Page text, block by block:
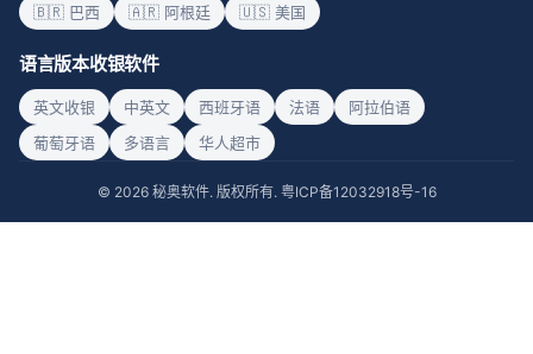
🇧🇷 巴西
🇦🇷 阿根廷 🇺🇸 美国
语言版本收银软件
英文收银 中英文 西班牙语 法语
阿拉伯语
葡萄牙语
多语言 华人超市
© 2026 秘奥软件. 版权所有. 粤ICP备12032918号-16